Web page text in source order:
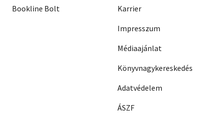
Bookline Bolt
Karrier
Impresszum
Médiaajánlat
Könyvnagykereskedés
Adatvédelem
ÁSZF